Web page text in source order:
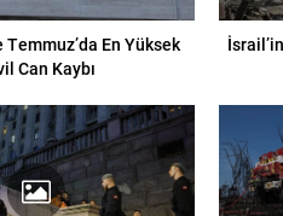
Temmuz’da En Yüksek
Can Kaybı